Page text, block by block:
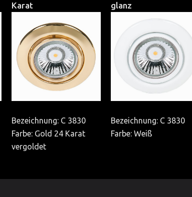
Karat
Bezeichnung: C 3830
Farbe: Gold 24 Karat
vergoldet
glanz
Bezeichnung: C 3830
Farbe: Weiß